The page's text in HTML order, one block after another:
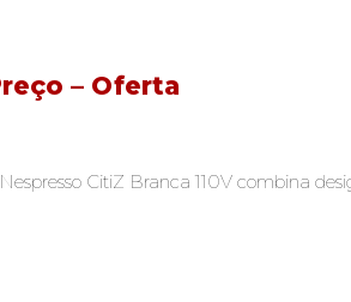
– Oferta
CitiZ Branca 110V combina